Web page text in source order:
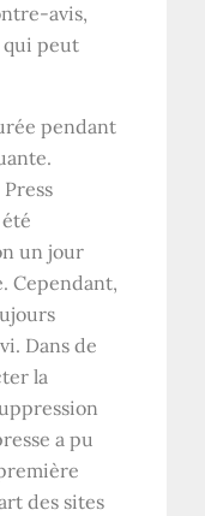
avis,
qui peut
pendant
un jour
Cependant,
Dans de
la
a pu
des sites